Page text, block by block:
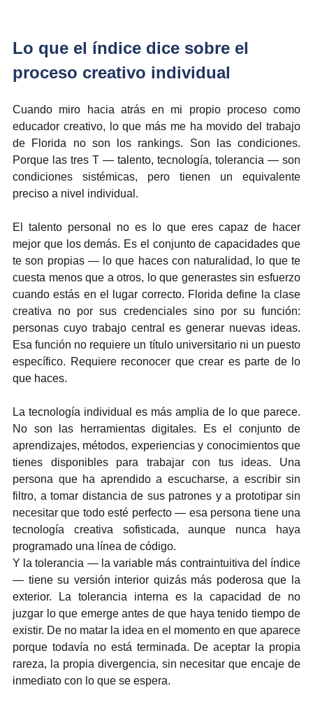
Lo que el índice dice sobre el
proceso creativo individual
Cuando miro hacia atrás en mi propio proceso como
educador creativo, lo que más me ha movido del trabajo
de Florida no son los rankings. Son las condiciones.
Porque las tres T — talento, tecnología, tolerancia — son
condiciones sistémicas, pero tienen un equivalente
preciso a nivel individual.
El talento personal no es lo que eres capaz de hacer
mejor que los demás. Es el conjunto de capacidades que
te son propias — lo que haces con naturalidad, lo que te
cuesta menos que a otros, lo que generastes sin esfuerzo
cuando estás en el lugar correcto. Florida define la clase
creativa no por sus credenciales sino por su función:
personas cuyo trabajo central es generar nuevas ideas.
Esa función no requiere un título universitario ni un puesto
específico. Requiere reconocer que crear es parte de lo
que haces.
La tecnología individual es más amplia de lo que parece.
No son las herramientas digitales. Es el conjunto de
aprendizajes, métodos, experiencias y conocimientos que
tienes disponibles para trabajar con tus ideas. Una
persona que ha aprendido a escucharse, a escribir sin
filtro, a tomar distancia de sus patrones y a prototipar sin
necesitar que todo esté perfecto — esa persona tiene una
tecnología creativa sofisticada, aunque nunca haya
programado una línea de código.
Y la tolerancia — la variable más contraintuitiva del índice
— tiene su versión interior quizás más poderosa que la
exterior. La tolerancia interna es la capacidad de no
juzgar lo que emerge antes de que haya tenido tiempo de
existir. De no matar la idea en el momento en que aparece
porque todavía no está terminada. De aceptar la propia
rareza, la propia divergencia, sin necesitar que encaje de
inmediato con lo que se espera.